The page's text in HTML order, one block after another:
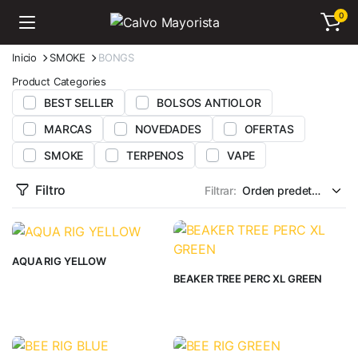
0
Inicio SMOKE
BONGS
Product Categories
BEST SELLER
BOLSOS ANTIOLOR
MARCAS
NOVEDADES
OFERTAS
SMOKE
TERPENOS VAPE
Filtro Filtrar:
AQUA RIG YELLOW
BEAKER TREE PERC XL GREEN